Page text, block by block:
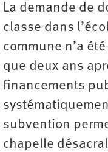
La demande de
classe dans
commune n’a
que deux ans
financements
subvention
chapelle